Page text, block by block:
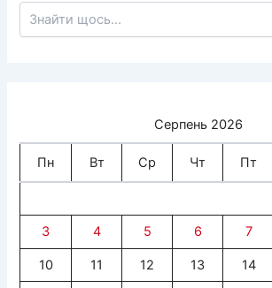
Пошук по сайту
Серпень 2026
Пн Вт Ср Чт Пт
3 4 5 6 7
10 11 12 13 14